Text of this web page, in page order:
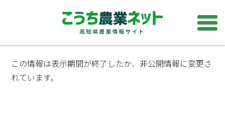
この情報は表示期間が終了したか、非公開情報に変更さ
れています。